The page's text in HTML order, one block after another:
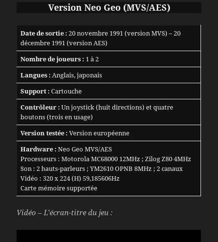
Version Neo Geo (MVS/AES)
Date de sortie : 20 novembre 1991 (version MVS) – 20
décembre 1991 (version AES)
Nombre de joueurs : 1 à 2
Langues : Anglais, japonais
Support : Cartouche
Contrôleur : Un joystick (huit directions) et quatre
boutons (trois en usage)
Version testée : Version européenne
Hardware : Neo Geo MVS/AES
Processeurs : Motorola MC68000 12MHz ; Zilog Z80 4MHz
Son : 2 hauts-parleurs ; YM2610 OPNB 8MHz ; 2 canaux
Vidéo : 320 x 224 (H) 59,185606Hz
Carte mémoire supportée
Vidéo – L’écran-titre du jeu :